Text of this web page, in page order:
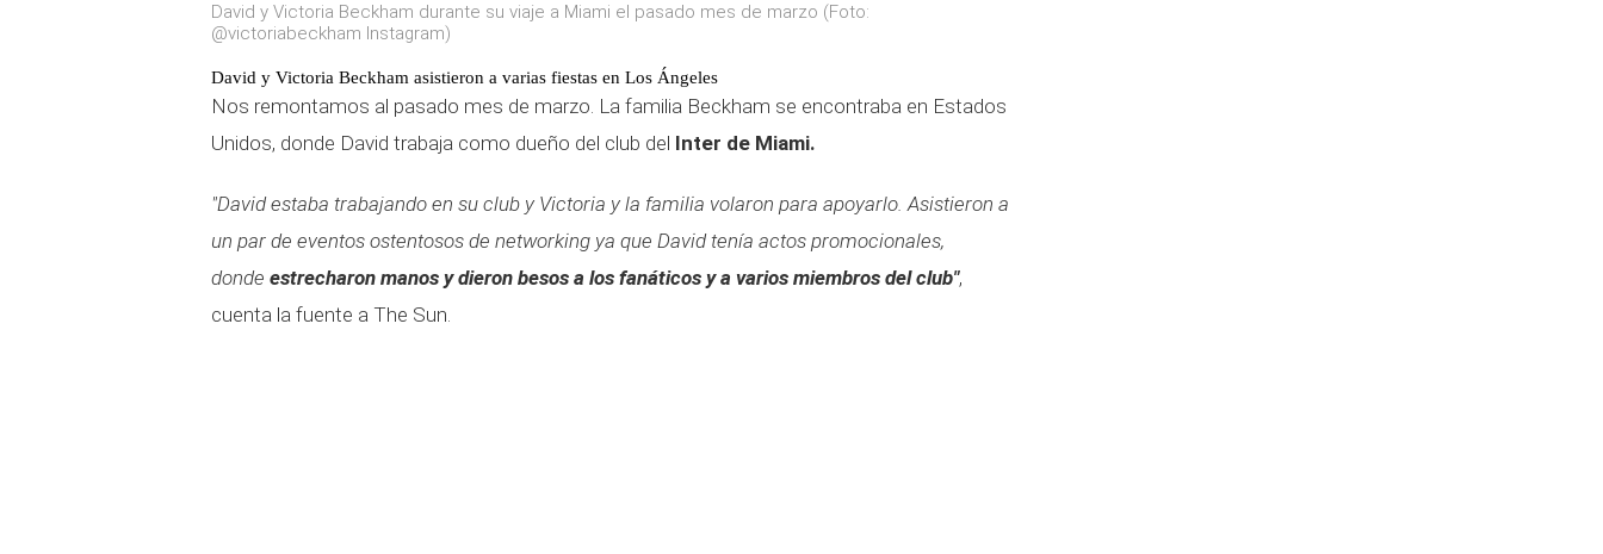
David y Victoria Beckham durante su viaje a Miami el pasado mes de marzo (Foto:
@victoriabeckham Instagram)
David y Victoria Beckham asistieron a varias fiestas en Los Ángeles
Nos remontamos al pasado mes de marzo. La familia Beckham se encontraba en Estados
Unidos, donde David trabaja como dueño del club del Inter de Miami.
"David estaba trabajando en su club y Victoria y la familia volaron para apoyarlo. Asistieron a
un par de eventos ostentosos de networking ya que David tenía actos promocionales,
donde estrecharon manos y dieron besos a los fanáticos y a varios miembros del club",
cuenta la fuente a The Sun.